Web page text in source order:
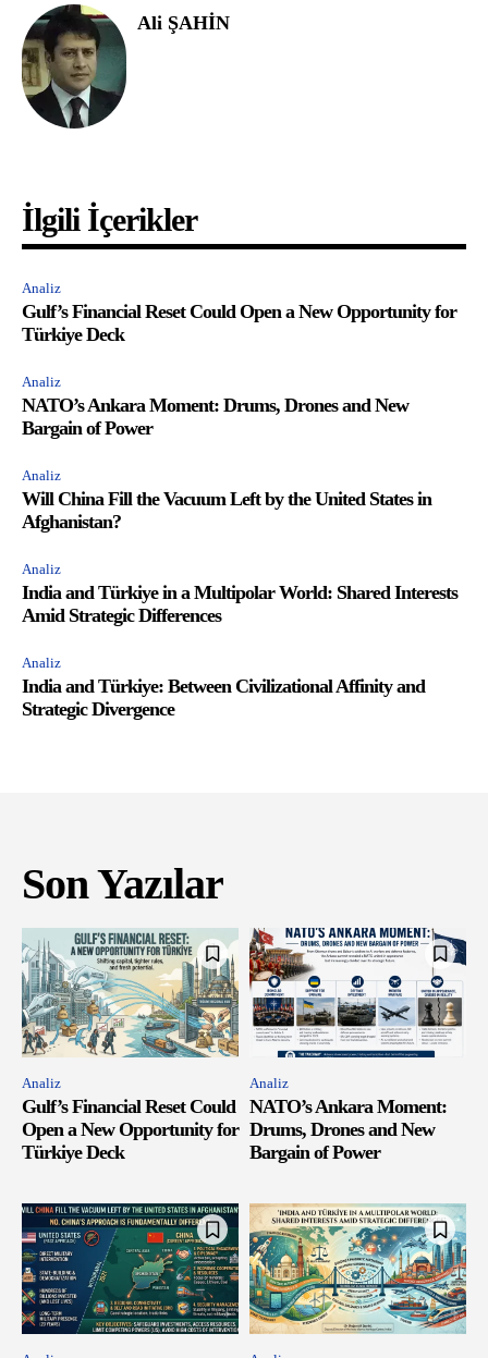
Ali ŞAHİN
İlgili İçerikler
Analiz
Gulf’s Financial Reset Could Open a New Opportunity for
Türkiye Deck
Analiz
NATO’s Ankara Moment: Drums, Drones and New
Bargain of Power
Analiz
Will China Fill the Vacuum Left by the United States in
Afghanistan?
Analiz
India and Türkiye in a Multipolar World: Shared Interests
Amid Strategic Differences
Analiz
India and Türkiye: Between Civilizational Affinity and
Strategic Divergence
Son Yazılar
Analiz
Gulf’s Financial Reset Could
Open a New Opportunity for
Türkiye Deck
Analiz
NATO’s Ankara Moment:
Drums, Drones and New
Bargain of Power